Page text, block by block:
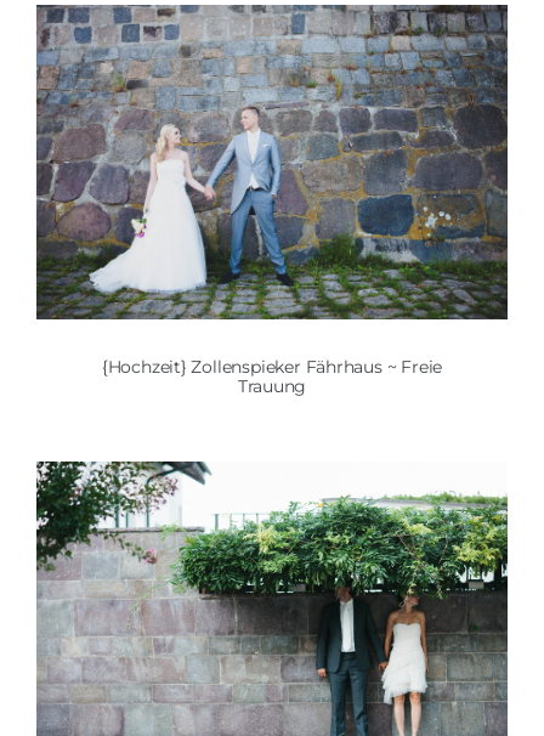
{Hochzeit} Zollenspieker Fährhaus ~ Freie
Trauung